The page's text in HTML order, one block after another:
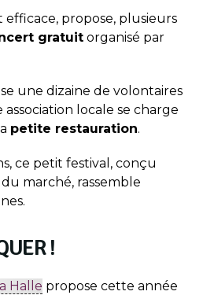
efficace, propose, plusieurs
gratuit organisé par
une dizaine de volontaires
locale se charge
petite restauration.
ce petit festival, conçu
marché, rassemble
!
Halle propose cette année